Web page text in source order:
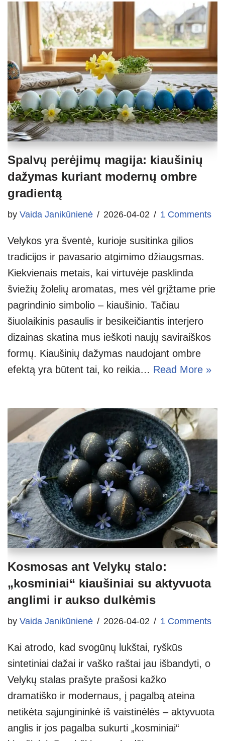
Spalvų perėjimų magija: kiaušinių
dažymas kuriant modernų ombre
gradientą
by Vaida Janikūnienė 2026-04-02 1 Comments
Velykos yra šventė, kurioje susitinka gilios
tradicijos ir pavasario atgimimo džiaugsmas.
Kiekvienais metais, kai virtuvėje pasklinda
šviežių žolelių aromatas, mes vėl grįžtame prie
pagrindinio simbolio – kiaušinio. Tačiau
šiuolaikinis pasaulis ir besikeičiantis interjero
dizainas skatina mus ieškoti naujų saviraiškos
formų. Kiaušinių dažymas naudojant ombre
efektą yra būtent tai, ko reikia… Read More »
Kosmosas ant Velykų stalo:
„kosminiai“ kiaušiniai su aktyvuota
anglimi ir aukso dulkėmis
by Vaida Janikūnienė 2026-04-02 1 Comments
Kai atrodo, kad svogūnų lukštai, ryškūs
sintetiniai dažai ir vaško raštai jau išbandyti, o
Velykų stalas prašyte prašosi kažko
dramatiško ir modernaus, į pagalbą ateina
netikėta sąjungininkė iš vaistinėlės – aktyvuota
anglis ir jos pagalba sukurti „kosminiai“